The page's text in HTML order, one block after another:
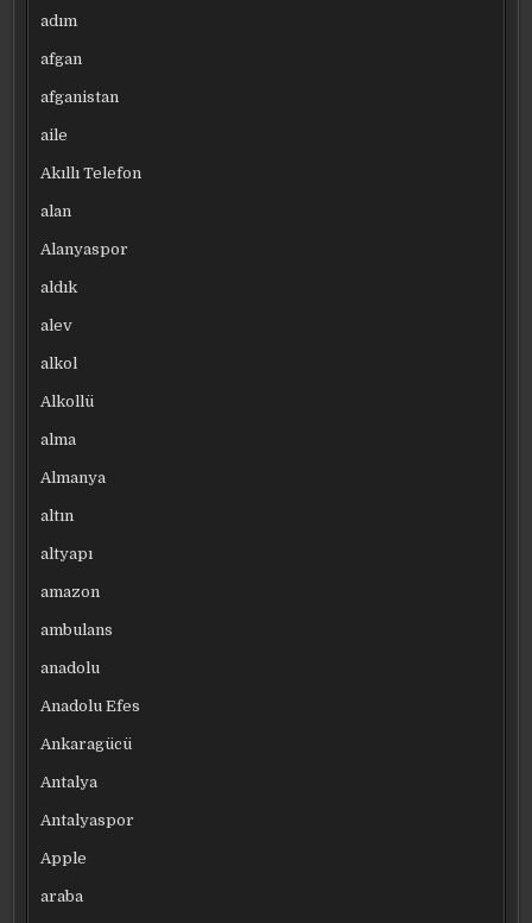
adım
afgan
afganistan
aile
Akıllı Telefon
alan
Alanyaspor
aldık
alev
alkol
Alkollü
alma
Almanya
altın
altyapı
amazon
ambulans
anadolu
Anadolu Efes
Ankaragücü
Antalya
Antalyaspor
Apple
araba